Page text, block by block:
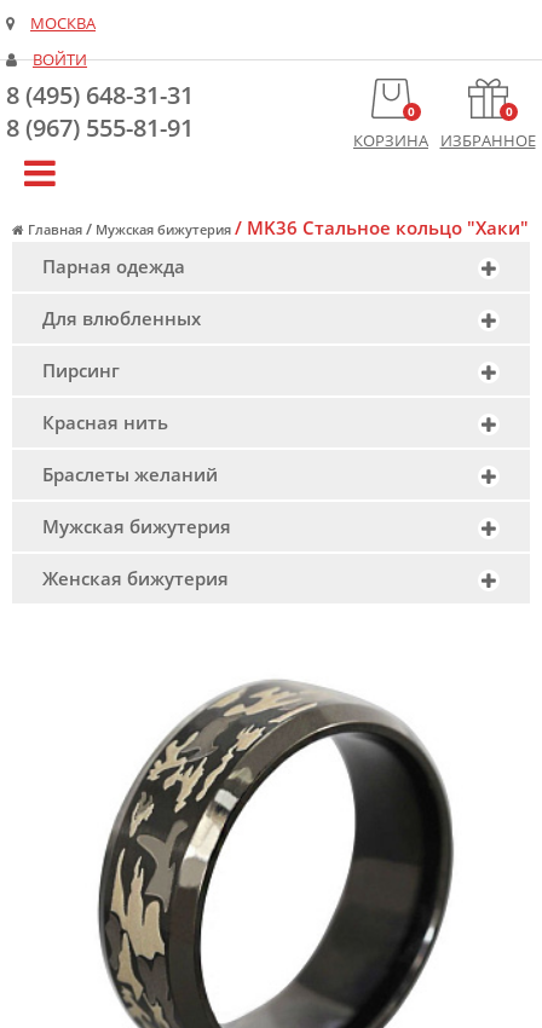
МОСКВА
ВОЙТИ
8 (495) 648-31-31
8 (967) 555-81-91
0
КОРЗИНА
0
ИЗБРАННОЕ
Главная / Мужская бижутерия / MK36 Стальное кольцо "Хаки"
Парная одежда
Для влюбленных
Пирсинг
Красная нить
Браслеты желаний
Мужская бижутерия
Женская бижутерия